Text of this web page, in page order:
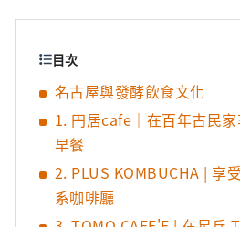
目次
名古屋與發酵飲食文化
1. 円居cafe｜在百年古民
早餐
2. PLUS KOMBUCHA | 享
系咖啡廳